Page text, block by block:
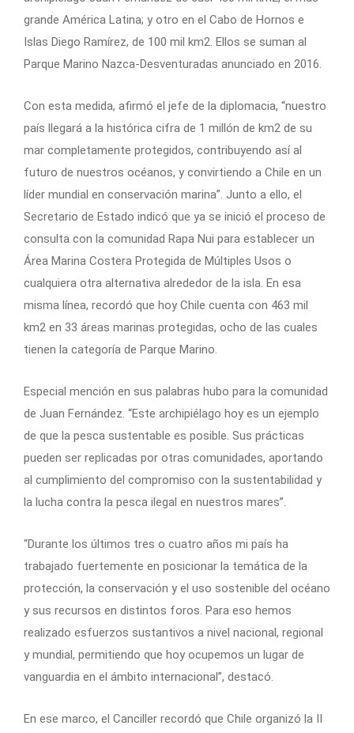
grande América Latina; y otro en el Cabo de Hornos e
Islas Diego Ramírez, de 100 mil km2. Ellos se suman al
Parque Marino Nazca-Desventuradas anunciado en 2016.
Con esta medida, afirmó el jefe de la diplomacia, “nuestro
país llegará a la histórica cifra de 1 millón de km2 de su
mar completamente protegidos, contribuyendo así al
futuro de nuestros océanos, y convirtiendo a Chile en un
líder mundial en conservación marina”. Junto a ello, el
Secretario de Estado indicó que ya se inició el proceso de
consulta con la comunidad Rapa Nui para establecer un
Área Marina Costera Protegida de Múltiples Usos o
cualquiera otra alternativa alrededor de la isla. En esa
misma línea, recordó que hoy Chile cuenta con 463 mil
km2 en 33 áreas marinas protegidas, ocho de las cuales
tienen la categoría de Parque Marino.
Especial mención en sus palabras hubo para la comunidad
de Juan Fernández. “Este archipiélago hoy es un ejemplo
de que la pesca sustentable es posible. Sus prácticas
pueden ser replicadas por otras comunidades, aportando
al cumplimiento del compromiso con la sustentabilidad y
la lucha contra la pesca ilegal en nuestros mares”.
“Durante los últimos tres o cuatro años mi país ha
trabajado fuertemente en posicionar la temática de la
protección, la conservación y el uso sostenible del océano
y sus recursos en distintos foros. Para eso hemos
realizado esfuerzos sustantivos a nivel nacional, regional
y mundial, permitiendo que hoy ocupemos un lugar de
vanguardia en el ámbito internacional”, destacó.
En ese marco, el Canciller recordó que Chile organizó la II